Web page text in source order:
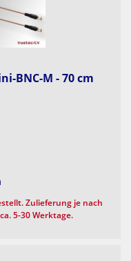
BNC-M - 70 cm
Zulieferung je nach
5-30 Werktage.